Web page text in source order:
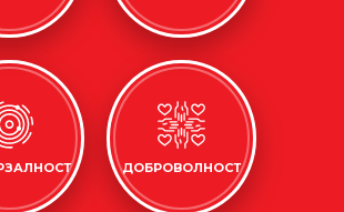
ДОБРОВОЛНОСТ